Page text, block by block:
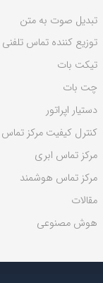
ب
ا
ی
:
تبدیل صوت به متن
توزیع کننده تماس تلفنی
تیکت بات
چت بات
دستیار اپراتور
کنترل کیفیت مرکز تماس
مرکز تماس ابری
مرکز تماس هوشمند
مقالات
هوش مصنوعی